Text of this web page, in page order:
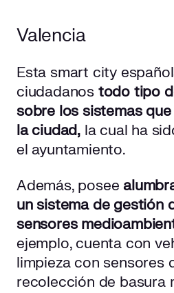
Valencia
Esta smart city
ciudadanos todo tipo
sobre los sistemas
la ciudad, la cual ha
el ayuntamiento.
Además, posee
un sistema de gestión
sensores
ejemplo, cuenta con
limpieza con sensores
recolección de basura